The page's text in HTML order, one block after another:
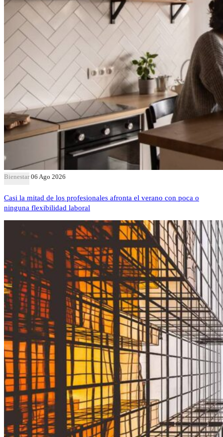
Bienestar 06 Ago 2026
Casi la mitad de los profesionales afronta el verano con poca o
ninguna flexibilidad laboral